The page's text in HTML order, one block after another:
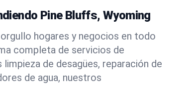
Pine Bluffs, Wyoming
hogares y negocios en todo
completa de servicios de
de desagües, reparación de
de agua, nuestros